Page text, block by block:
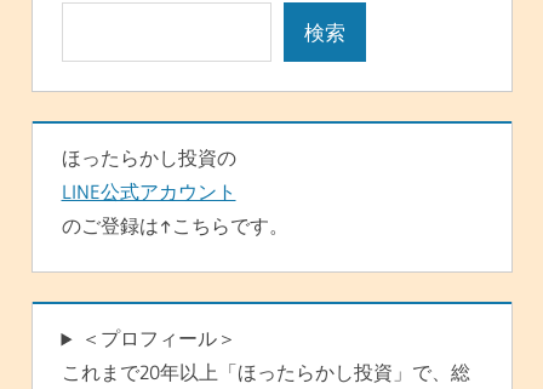
シ
ョ
ン
検索
ほったらかし投資の
LINE公式アカウント
のご登録は↑こちらです。
＜プロフィール＞
これまで20年以上「ほったらかし投資」で、総